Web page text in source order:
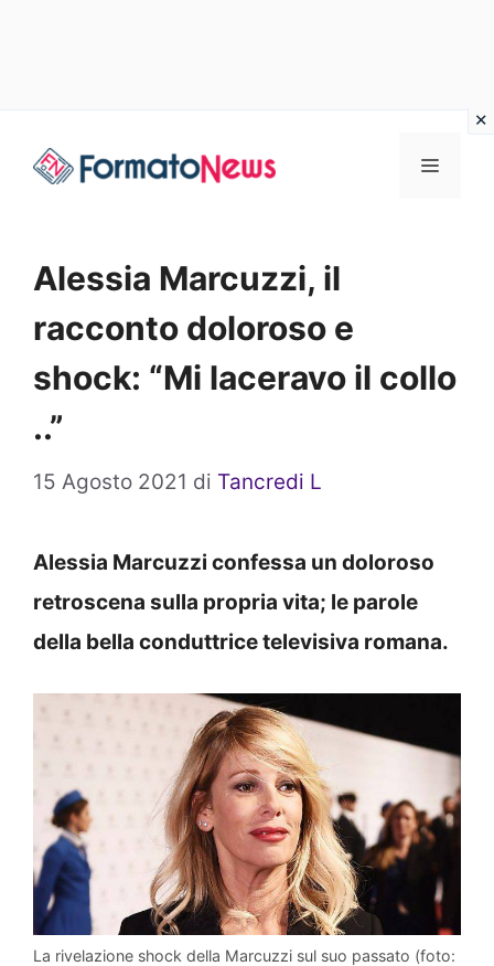
Menu
Alessia Marcuzzi, il
racconto doloroso e
shock: “Mi laceravo il collo
..”
15 Agosto 2021 di Tancredi L
Alessia Marcuzzi confessa un doloroso
retroscena sulla propria vita; le parole
della bella conduttrice televisiva romana.
La rivelazione shock della Marcuzzi sul suo passato (foto: